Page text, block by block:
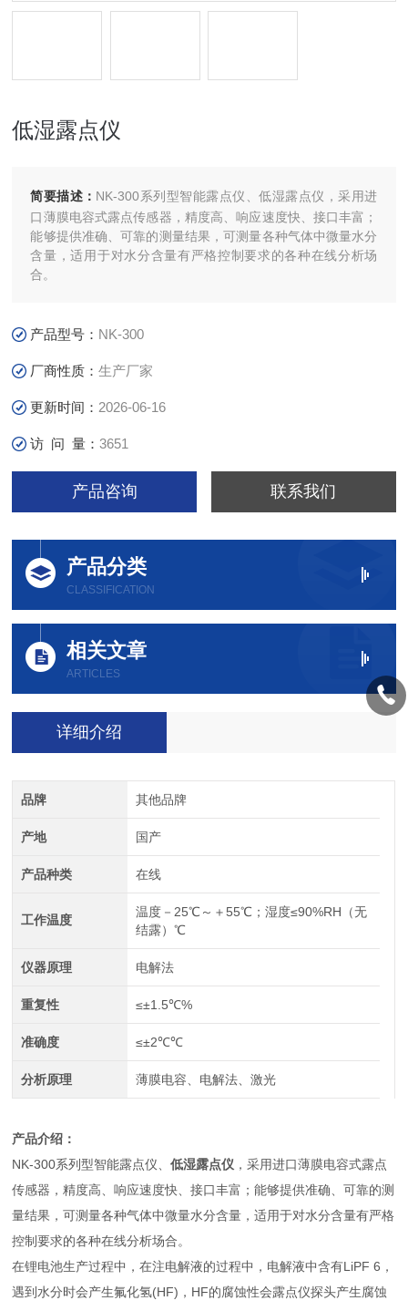
低湿露点仪
简要描述： NK-300系列型智能露点仪、低湿露点仪，采用进
口薄膜电容式露点传感器，精度高、响应速度快、接口丰富；
能够提供准确、可靠的测量结果，可测量各种气体中微量水分
含量，适用于对水分含量有严格控制要求的各种在线分析场
合。
产品型号： NK-300
厂商性质：生产厂家
更新时间： 2026-06-16
访 问 量：3651
产品咨询 联系我们
产品分类
CLASSIFICATION
相关文章
ARTICLES
详细介绍
品牌 其他品牌
产地 国产
产品种类 在线
工作温度
温度－25℃～＋55℃；湿度≤90%RH（无
结露）℃
仪器原理 电解法
重复性 ≤±1.5℃%
准确度 ≤±2℃℃
分析原理 薄膜电容、电解法、激光
产品介绍：
NK-300系列型智能露点仪、低湿露点仪 ，采用进口薄膜电容式露点
传感器，精度高、响应速度快、接口丰富；能够提供准确、可靠的测
量结果，可测量各种气体中微量水分含量，适用于对水分含量有严格
控制要求的各种在线分析场合。
在锂电池生产过程中，在注电解液的过程中，电解液中含有LiPF 6，
遇到水分时会产生氟化氢(HF)，HF的腐蚀性会露点仪探头产生腐蚀